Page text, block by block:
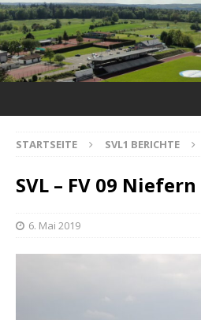
STARTSEITE SVL1 BERICHTE
SVL – FV 09
6. Mai 2019